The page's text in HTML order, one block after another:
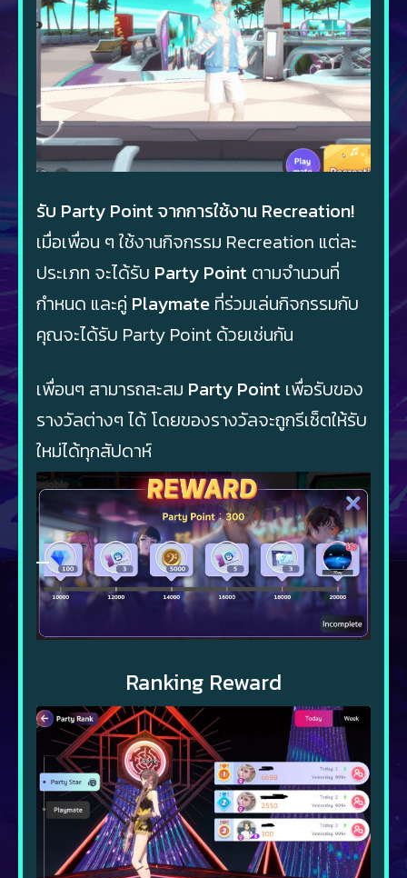
รับ Party Point จากการใช้งาน Recreation!
เมื่อเพื่อน ๆ ใช้งานกิจกรรม Recreation แต่ละ
ประเภท จะได้รับ Party Point ตามจำนวนที่
กำหนด และคู่ Playmate ที่ร่วมเล่นกิจกรรมกับ
คุณจะได้รับ Party Point ด้วยเช่นกัน
เพื่อนๆ สามารถสะสม Party Point เพื่อรับของ
รางวัลต่างๆ ได้ โดยของรางวัลจะถูกรีเซ็ตให้รับ
ใหม่ได้ทุกสัปดาห์
Ranking Reward